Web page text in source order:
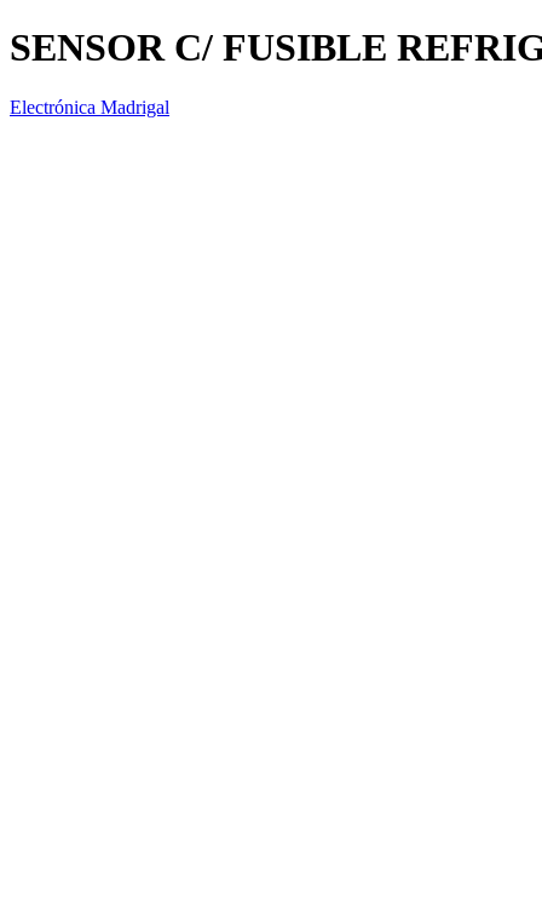
SENSOR C/ FUSIBLE
Electrónica Madrigal